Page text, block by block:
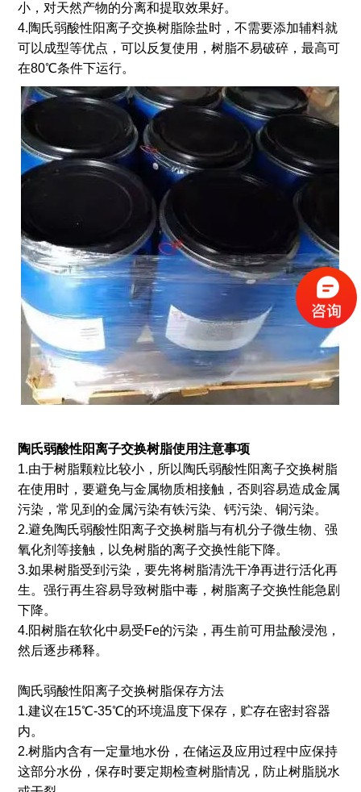
小，对天然产物的分离和提取效果好。
4.陶氏弱酸性阳离子交换树脂除盐时，不需要添加辅料就
可以成型等优点，可以反复使用，树脂不易破碎，最高可
在80℃条件下运行。
陶氏弱酸性阳离子交换树脂使用注意事项
1.由于树脂颗粒比较小，所以陶氏弱酸性阳离子交换树脂
在使用时，要避免与金属物质相接触，否则容易造成金属
污染，常见到的金属污染有铁污染、钙污染、铜污染。
2.避免陶氏弱酸性阳离子交换树脂与有机分子微生物、强
氧化剂等接触，以免树脂的离子交换性能下降。
3.如果树脂受到污染，要先将树脂清洗干净再进行活化再
生。强行再生容易导致树脂中毒，树脂离子交换性能急剧
下降。
4.阳树脂在软化中易受Fe的污染，再生前可用盐酸浸泡，
然后逐步稀释。
陶氏弱酸性阳离子交换树脂保存方法
1.建议在15℃-35℃的环境温度下保存，贮存在密封容器
内。
2.树脂内含有一定量地水份，在储运及应用过程中应保持
这部分水份，保存时要定期检查树脂情况，防止树脂脱水